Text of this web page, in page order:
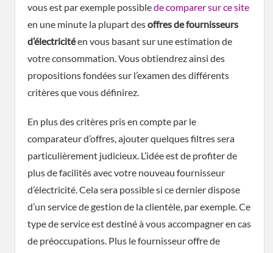
vous est par exemple possiblede comparer sur ce site
en une minute la plupart desoffres de fournisseurs
d’électricitéen vous basant sur une estimation de
votre consommation. Vous obtiendrez ainsi des
propositions fondées sur l’examen des différents
critères que vous définirez.
En plus des critères pris en compte par le
comparateur d’offres, ajouter quelques filtres sera
particulièrement judicieux. L’idée est de profiter de
plus de facilités avec votre nouveau fournisseur
d’électricité. Cela sera possible si ce dernier dispose
d’un service de gestion de la clientèle, par exemple. Ce
type de service est destiné à vous accompagner en cas
de préoccupations. Plus le fournisseur offre de